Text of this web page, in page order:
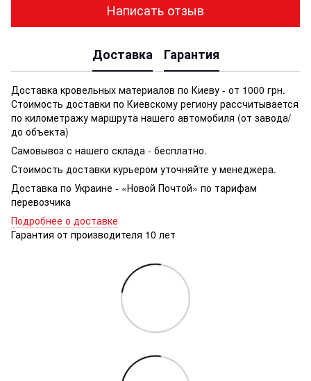
Написать отзыв
Доставка Гарантия
Доставка кровельных материалов по Киеву - от 1000 грн.
Стоимость доставки по Киевскому региону рассчитывается
по километражу маршрута нашего автомобиля (от завода/
до объекта)
Самовывоз с нашего склада - бесплатно.
Стоимость доставки курьером уточняйте у менеджера.
Доставка по Украине - «Новой Почтой» по тарифам
перевозчика
Подробнее о доставке
Гарантия от производителя 10 лет